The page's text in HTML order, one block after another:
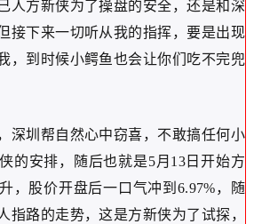
人方新侠为了操盘的安全，还是和深
接下来一切听从我的指挥，要是出现
，到时候小鳄鱼也会让你们吃不完兜
深圳帮自然心中窃喜，不敢搞任何小
的安排，随后也就是5月13日开始方
，股价开盘后一口气冲到6.97%，随
指路的走势，这是方新侠为了试探，